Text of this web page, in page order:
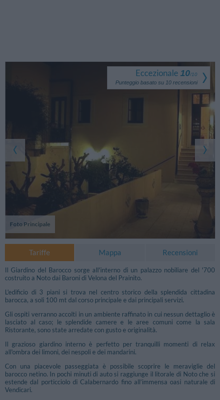
Foto Principale
Eccezionale 10/10
Punteggio basato su 10 recensioni
Tariffe Mappa Recensioni
Il Giardino del Barocco sorge all'interno di un palazzo nobiliare del '700
costruito a Noto dai Baroni di Velona del Prainito.
L'edificio di 3 piani si trova nel centro storico della splendida cittadina
barocca, a soli 100 mt dal corso principale e dai principali servizi.
Gli ospiti verranno accolti in un ambiente raffinato in cui nessun dettaglio è
lasciato al caso; le splendide camere e le aree comuni come la sala
Ristorante, sono state arredate con gusto e originalità.
Il grazioso giardino interno è perfetto per tranquilli momenti di relax
all'ombra dei limoni, dei nespoli e dei mandarini.
Con una piacevole passeggiata è possibile scoprire le meraviglie del
barocco netino. In pochi minuti di auto si raggiunge il litorale di Noto che si
estende dal porticciolo di Calabernardo fino all’immensa oasi naturale di
Vendicari.